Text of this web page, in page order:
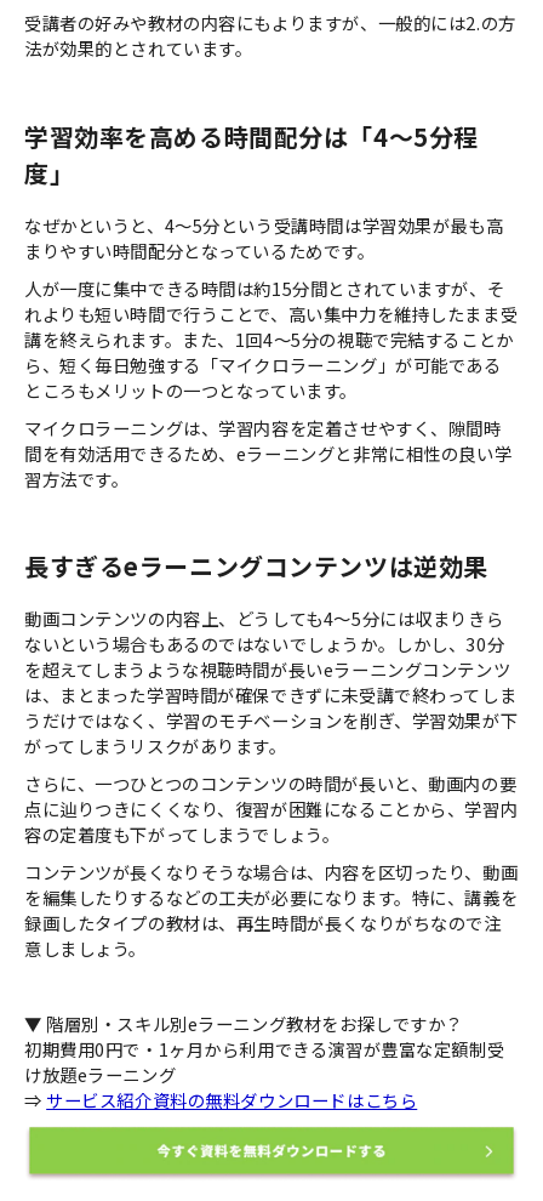
受講者の好みや教材の内容にもよりますが、一般的には2.の方
法が効果的とされています。
学習効率を高める時間配分は「4〜5分程
度」
なぜかというと、4〜5分という受講時間は学習効果が最も高
まりやすい時間配分となっているためです。
人が一度に集中できる時間は約15分間とされていますが、そ
れよりも短い時間で行うことで、高い集中力を維持したまま受
講を終えられます。また、1回4〜5分の視聴で完結することか
ら、短く毎日勉強する「マイクロラーニング」が可能である
ところもメリットの一つとなっています。
マイクロラーニングは、学習内容を定着させやすく、隙間時
間を有効活用できるため、eラーニングと非常に相性の良い学
習方法です。
長すぎるeラーニングコンテンツは逆効果
動画コンテンツの内容上、どうしても4～5分には収まりきら
ないという場合もあるのではないでしょうか。しかし、30分
を超えてしまうような視聴時間が長いeラーニングコンテンツ
は、まとまった学習時間が確保できずに未受講で終わってしま
うだけではなく、学習のモチベーションを削ぎ、学習効果が下
がってしまうリスクがあります。
さらに、一つひとつのコンテンツの時間が長いと、動画内の要
点に辿りつきにくくなり、復習が困難になることから、学習内
容の定着度も下がってしまうでしょう。
コンテンツが長くなりそうな場合は、内容を区切ったり、動画
を編集したりするなどの工夫が必要になります。特に、講義を
録画したタイプの教材は、再生時間が長くなりがちなので注
意しましょう。
▼ 階層別・スキル別eラーニング教材をお探しですか？
初期費用0円で・1ヶ月から利用できる演習が豊富な定額制受
け放題eラーニング
⇒ サービス紹介資料の無料ダウンロードはこちら